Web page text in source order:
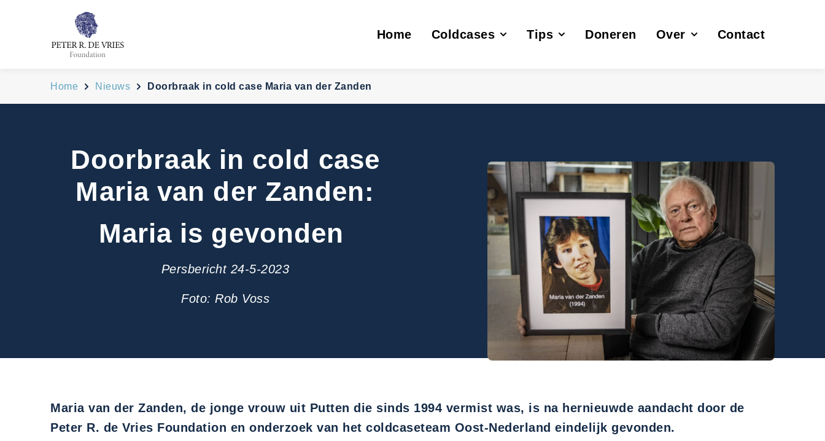
Home Coldcases
Maria van der Zanden
Rosleny Magdalena
Germa van den Boom
Tips Doneren Over
Podcast
Persberichten
Jaarverslagen
Contact
Home Nieuws Doorbraak in cold case Maria van der Zanden
Doorbraak in cold case
Maria van der Zanden:
Maria is gevonden
Persbericht 24-5-2023
Foto: Rob Voss
Maria van der Zanden, de jonge vrouw uit Putten die sinds 1994 vermist was, is na hernieuwde aandacht door de
Peter R. de Vries Foundation en onderzoek van het coldcaseteam Oost-Nederland eindelijk gevonden.